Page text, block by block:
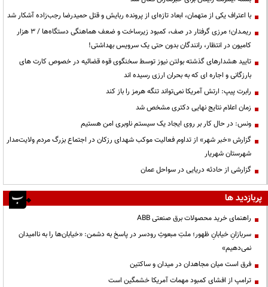
با اعتراف یکی از متهمان، ابعاد تازه‌ای از پرونده ربایش و قتل حمیدرضا رجب‌زاده آشکار شد
ریمـدان؛ مرزی گرفتار در صف، کمبود زیرساخت و ضعف هماهنگی دستگاه‌ها / ۳ هزار
کامیون در انتظار، رانندگان بدون حتی یک سرویس بهداشتی!
تایید هشدارهای گذشته بولتن نیوز توسط سخنگوی قوه قضائیه در خصوص کارت های
بارزگانی و اجاره ای که به بحران ارزی رسیده اند
رابرت پیپ: ارتش آمریکا نمی‌تواند تنگه هرمز را باز کند
زمان اعلام نتایج نهایی دکتری مشخص شد
ونس: در حال کار بر روی ایجاد یک سیستم ناوبری امن هستیم
گزارش «خبر شهر» از تداوم فعالیت موکب شهدای رزکان در اجتماع بزرگ مردم ولایت‌مدار
شهرستان شهریار
گزارشی از حادثه دریایی در سواحل عمان
پربازدید ها
راهنمای خرید محصولات برق صنعتی ABB
سربازانِ خیابانِ ظهور؛ ملتِ مبعوثِ رودسر در پاسخ به دشمن: «خیابان‌ها را به ناامیدان
نمی‌دهیم»
فرق است میان مجاهدان در میدان و ساکتین
ترامپ از افشای کمبود مهمات آمریکا خشمگین است